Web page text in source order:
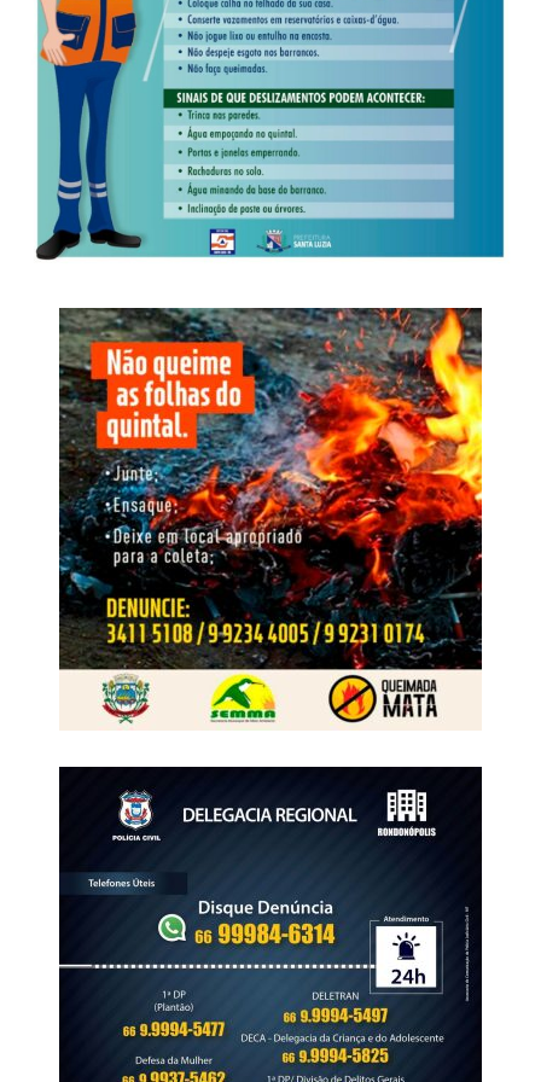
crescimento organizado, geração de oportunidades e
qualidade nos serviços públicos.
Outro ponto relevante do estudo foi o cuidado
metodológico para equilibrar diferenças entre cidades de
portes distintos, evitando distorções comuns em rankings
desse tipo. Isso torna ainda mais significativo o
desempenho de Lucas do Rio Verde, que se posiciona
entre municípios de diferentes regiões do país, muitos
de desenvolvimento.
Veja Mais: Prefeitura disponibiliza novas
oportunidades de Licitação
O resultado evidencia que o município mato-grossense
não apenas cresce economicamente, mas também se
desenvolve e avança na construção de um ambiente
equilibrado, seguro e com boas condições de vida para a
população. O reconhecimento nacional reforça o
protagonismo de Lucas do Rio Verde como referência de
desenvolvimento e bem-estar no país.
Ranking publicado, acesse aqui:
felizes-do-brasil-em-2026-ranking-brasileiro-inspirado-
em-criterios-da-onu/
Prefeitura de Lucas do Rio Verde – MT
WhatsApp
Facebook
Twitter
Messenger
LinkedIn
Share